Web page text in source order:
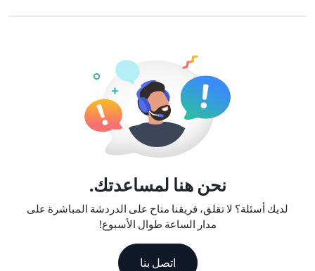
نحن هنا لمساعدتك.
لديك أسئلة؟ لا تقلق، فريقنا متاح على الدردشة المباشرة على
مدار الساعة طوال الأسبوع!
اتصل بنا